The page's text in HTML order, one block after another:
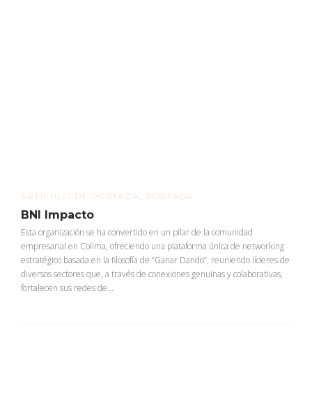
ARTÍCULO DE PORTADA PORTADA
BNI Impacto
Esta organización se ha convertido en un pilar de la comunidad
empresarial en Colima, ofreciendo una plataforma única de networking
estratégico basada en la filosofía de “Ganar Dando”, reuniendo líderes de
diversos sectores que, a través de conexiones genuinas y colaborativas,
fortalecen sus redes de...